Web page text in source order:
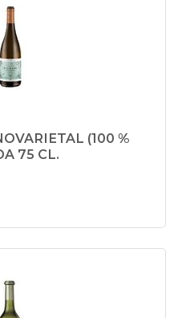
(100 %
75 CL.